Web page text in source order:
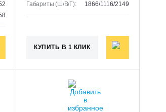
Габариты (Ш/В/Г):
1866/1116/2149
КУПИТЬ В 1 КЛИК